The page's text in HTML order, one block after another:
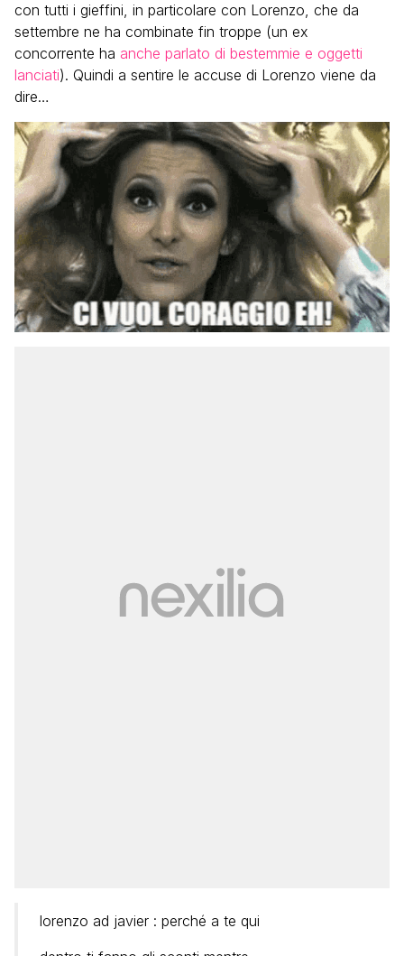
con tutti i gieffini, in particolare con Lorenzo, che da
settembre ne ha combinate fin troppe (un ex
concorrente ha anche parlato di bestemmie e oggetti
lanciati). Quindi a sentire le accuse di Lorenzo viene da
dire…
lorenzo ad javier : perché a te qui